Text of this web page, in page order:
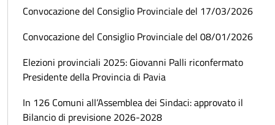
Convocazione del Consiglio Provinciale del 17/03/2026
Convocazione del Consiglio Provinciale del 08/01/2026
Elezioni provinciali 2025: Giovanni Palli riconfermato
Presidente della Provincia di Pavia
In 126 Comuni all’Assemblea dei Sindaci: approvato il
Bilancio di previsione 2026-2028